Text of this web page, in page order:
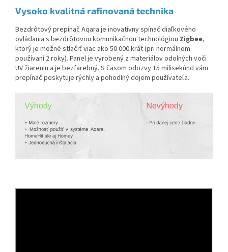
Vysoko kvalitná rafinovaná technika
Bezdrôtový prepínač Aqara je inovatívny spínač diaľkového
ovládania s bezdrôtovou komunikačnou technológiou Zigbee,
ktorý je možné stlačiť viac ako 50 000 krát (pri normálnom
používaní 2 roky). Panel je vyrobený z materiálov odolných voči
UV žiareniu a je bezfarebný. S časom odozvy 15 milisekúnd vám
prepínač poskytuje rýchly a pohodlný dojem používateľa.